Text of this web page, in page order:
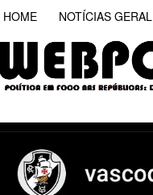
HOME NOTÍCIAS GERAL